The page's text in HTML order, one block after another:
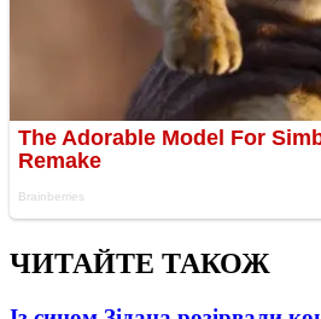
ЧИТАЙТЕ ТАКОЖ